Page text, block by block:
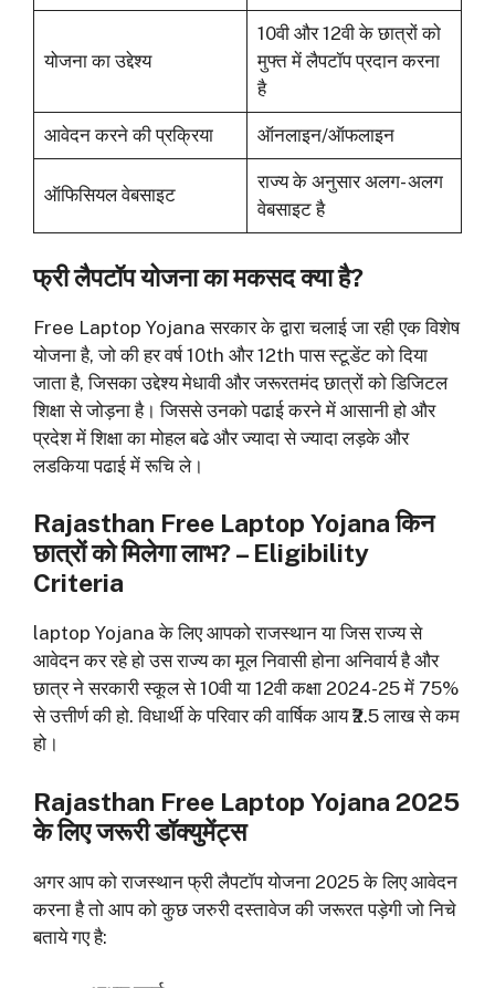
योजना का उद्देश्य
10वी और 12वी के छात्रों को
मुफ्त में लैपटॉप प्रदान करना
है
आवेदन करने की प्रक्रिया ऑनलाइन/ऑफलाइन
ऑफिसियल वेबसाइट
राज्य के अनुसार अलग- अलग
वेबसाइट है
फ्री लैपटॉप योजना का मकसद क्या है?
Free Laptop Yojana सरकार के द्वारा चलाई जा रही एक विशेष
योजना है, जो की हर वर्ष 10th और 12th पास स्टूडेंट को दिया
जाता है, जिसका उद्देश्य मेधावी और जरूरतमंद छात्रों को डिजिटल
शिक्षा से जोड़ना है। जिससे उनको पढाई करने में आसानी हो और
प्रदेश में शिक्षा का मोहल बढे और ज्यादा से ज्यादा लड़के और
लडकिया पढाई में रूचि ले।
Rajasthan Free Laptop Yojana किन
छात्रों को मिलेगा लाभ? – Eligibility
Criteria
laptop Yojana के लिए आपको राजस्थान या जिस राज्य से
आवेदन कर रहे हो उस राज्य का मूल निवासी होना अनिवार्य है और
छात्र ने सरकारी स्कूल से 10वी या 12वी कक्षा 2024-25 में 75%
से उत्तीर्ण की हो. विधार्थी के परिवार की वार्षिक आय ₹2.5 लाख से कम
हो।
Rajasthan Free Laptop Yojana 2025
के लिए जरूरी डॉक्युमेंट्स
अगर आप को राजस्थान फ्री लैपटॉप योजना 2025 के लिए आवेदन
करना है तो आप को कुछ जरुरी दस्तावेज की जरूरत पड़ेगी जो निचे
बताये गए है: